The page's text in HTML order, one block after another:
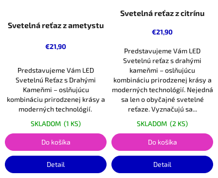
Svetelná reťaz z ametystu
€21,90
Predstavujeme Vám LED
Svetelnú Reťaz s Drahými
Kameňmi – oslňujúcu
kombináciu prirodzenej krásy a
moderných technológií.
SKLADOM (1 KS)
Do košíka
Detail
Svetelná reťaz z citrínu
€21,90
Predstavujeme Vám LED
Svetelnú reťaz s drahými
kameňmi – oslňujúcu
kombináciu prirodzenej krásy a
moderných technológií. Nejedná
sa len o obyčajné svetelné
reťaze. Vyznačujú sa...
SKLADOM (2 KS)
Do košíka
Detail